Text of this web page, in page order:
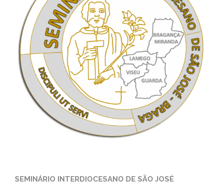
SEMINÁRIO INTERDIOCESANO DE SÃO JOSÉ